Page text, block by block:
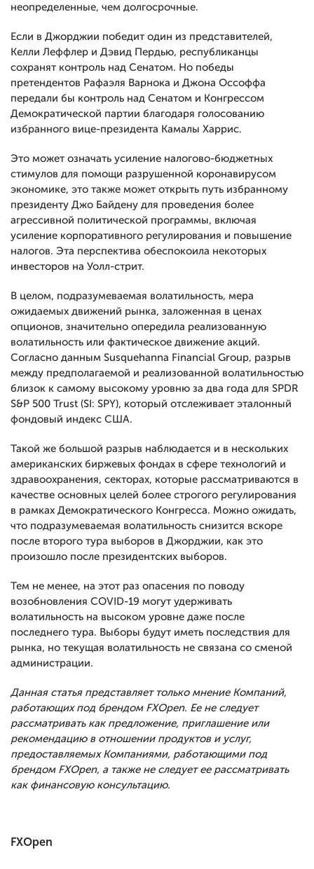
неопределенные, чем долгосрочные.
Если в Джорджии победит один из представителей,
Келли Леффлер и Дэвид Пердью, республиканцы
сохранят контроль над Сенатом. Но победы
претендентов Рафаэля Варнока и Джона Оссоффа
передали бы контроль над Сенатом и Конгрессом
Демократической партии благодаря голосованию
избранного вице-президента Камалы Харрис.
Это может означать усиление налогово-бюджетных
стимулов для помощи разрушенной коронавирусом
экономике, это также может открыть путь избранному
президенту Джо Байдену для проведения более
агрессивной политической программы, включая
усиление корпоративного регулирования и повышение
налогов. Эта перспектива обеспокоила некоторых
инвесторов на Уолл-стрит.
В целом, подразумеваемая волатильность, мера
ожидаемых движений рынка, заложенная в ценах
опционов, значительно опередила реализованную
волатильность или фактическое движение акций.
Согласно данным Susquehanna Financial Group, разрыв
между предполагаемой и реализованной волатильностью
близок к самому высокому уровню за два года для SPDR
S&P 500 Trust (SI: SPY), который отслеживает эталонный
фондовый индекс США.
Такой же большой разрыв наблюдается и в нескольких
американских биржевых фондах в сфере технологий и
здравоохранения, секторах, которые рассматриваются в
качестве основных целей более строгого регулирования
в рамках Демократического Конгресса. Можно ожидать,
что подразумеваемая волатильность снизится вскоре
после второго тура выборов в Джорджии, как это
произошло после президентских выборов.
Тем не менее, на этот раз опасения по поводу
возобновления COVID-19 могут удерживать
волатильность на высоком уровне даже после
последнего тура. Выборы будут иметь последствия для
рынка, но текущая волатильность не связана со сменой
администрации.
Данная статья представляет только мнение Компаний,
работающих под брендом FXOpen. Ее не следует
рассматривать как предложение, приглашение или
рекомендацию в отношении продуктов и услуг,
предоставляемых Компаниями, работающими под
брендом FXOpen, а также не следует ее рассматривать
как финансовую консультацию.
FXOpen